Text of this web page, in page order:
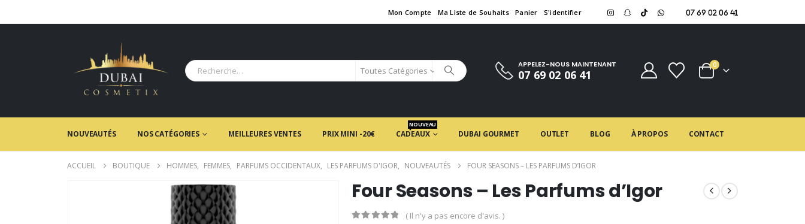
Mon Compte Ma Liste de Souhaits Panier S'identifier 07 69 02 06 41
Toutes Catégories
APPELEZ-NOUS MAINTENANT
07 69 02 06 41
0
NOUVEAUTÉS NOS CATÉGORIES MEILLEURES VENTES PRIX MINI -20€ CADEAUX
NOUVEAU
DUBAI GOURMET OUTLET BLOG À PROPOS CONTACT
ACCUEIL BOUTIQUE HOMMES, FEMMES, PARFUMS OCCIDENTAUX, LES PARFUMS D'IGOR, NOUVEAUTÉS FOUR SEASONS – LES PARFUMS D’IGOR
Four Seasons – Les Parfums d’Igor
( Il n'y a pas encore d'avis. )